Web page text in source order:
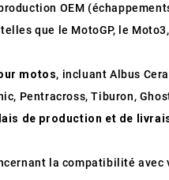
OEM
que le MotoGP, le
motos, incluant Albus
Pentracross, Tiburon,
de production et de
la compatibilité avec